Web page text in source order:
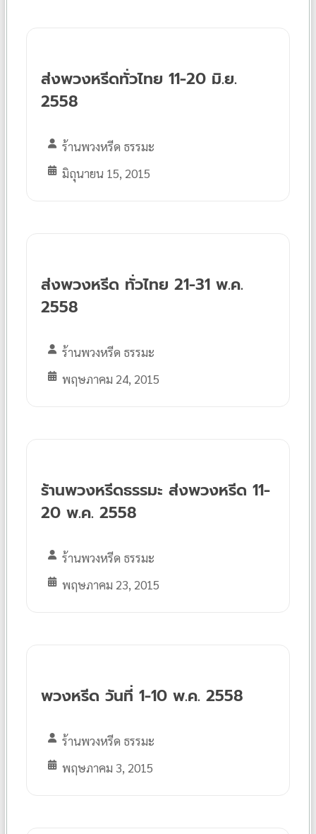
ส่งพวงหรีดทั่วไทย 11-20 มิ.ย.
2558
ร้านพวงหรีด ธรรมะ
มิถุนายน 15, 2015
ส่งพวงหรีด ทั่วไทย 21-31 พ.ค.
2558
ร้านพวงหรีด ธรรมะ
พฤษภาคม 24, 2015
ร้านพวงหรีดธรรมะ ส่งพวงหรีด 11-
20 พ.ค. 2558
ร้านพวงหรีด ธรรมะ
พฤษภาคม 23, 2015
พวงหรีด วันที่ 1-10 พ.ค. 2558
ร้านพวงหรีด ธรรมะ
พฤษภาคม 3, 2015